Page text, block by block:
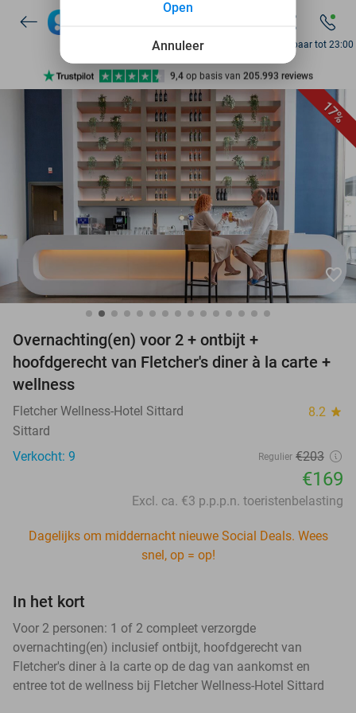
7 dagen per week beschikbaar
10+ miljoen leden
9,4 op basis van 205.993 reviews
Ontdek 15.000+ deals
7 dagen per week beschikbaar
10+ miljoen leden
Bereikbaar tot 23:00
17%
favorite_border
Overnachting(en) voor 2 + ontbijt +
hoofdgerecht van Fletcher's diner à la carte +
wellness
Fletcher Wellness-Hotel Sittard 8.2 star
Sittard
Verkocht: 9
Regulier €203
€169
Excl. ca. €3 p.p.p.n. toeristenbelasting
Dagelijks om middernacht nieuwe Social Deals. Wees
snel, op = op!
In het kort
Voor 2 personen: 1 of 2 compleet verzorgde
overnachting(en) inclusief ontbijt, hoofdgerecht van
Fletcher's diner à la carte op de dag van aankomst en
entree tot de wellness bij Fletcher Wellness-Hotel Sittard
Annuleer
Open